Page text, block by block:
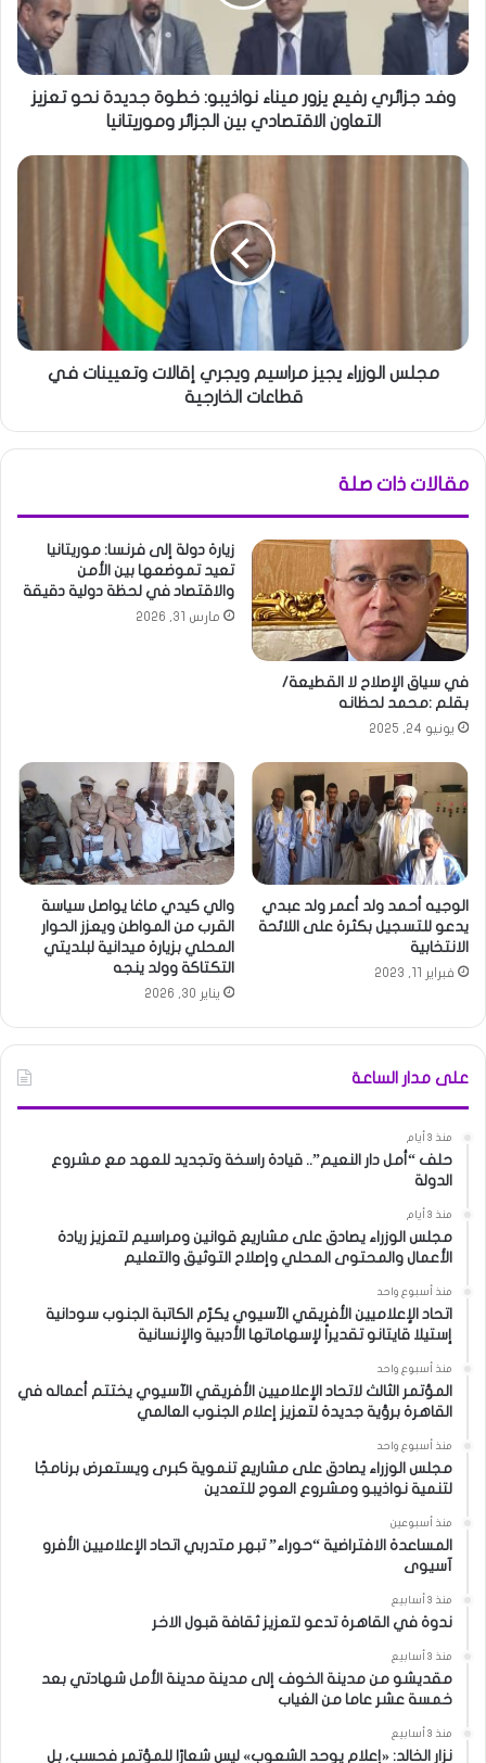
وفد جزائري رفيع يزور ميناء نواذيبو: خطوة جديدة نحو تعزيز
التعاون الاقتصادي بين الجزائر وموريتانيا
مجلس الوزراء يجيز مراسيم ويجري إقالات وتعيينات في
قطاعات الخارجية
مقالات ذات صلة
في سياق الإصلاح لا القطيعة/
بقلم :محمد لحظانه
يونيو 24, 2025
زيارة دولة إلى فرنسا: موريتانيا
تعيد تموضعها بين الأمن
والاقتصاد في لحظة دولية دقيقة
مارس 31, 2026
الوجيه أحمد ولد أعمر ولد عبدي
يدعو للتسجيل بكثرة على اللائحة
الانتخابية
فبراير 11, 2023
والي كيدي ماغا يواصل سياسة
القرب من المواطن ويعزز الحوار
المحلي بزيارة ميدانية لبلديتي
التكتاكة وولد ينجه
يناير 30, 2026
على مدار الساعة
منذ 3 أيام
حلف “أمل دار النعيم”.. قيادة راسخة وتجديد للعهد مع مشروع
الدولة
منذ 3 أيام
مجلس الوزراء يصادق على مشاريع قوانين ومراسيم لتعزيز ريادة
الأعمال والمحتوى المحلي وإصلاح التوثيق والتعليم
منذ أسبوع واحد
اتحاد الإعلاميين الأفريقي الآسيوي يكرّم الكاتبة الجنوب سودانية
إستيلا قايتانو تقديراً لإسهاماتها الأدبية والإنسانية
منذ أسبوع واحد
المؤتمر الثالث لاتحاد الإعلاميين الأفريقي الآسيوي يختتم أعماله في
القاهرة برؤية جديدة لتعزيز إعلام الجنوب العالمي
منذ أسبوع واحد
مجلس الوزراء يصادق على مشاريع تنموية كبرى ويستعرض برنامجًا
لتنمية نواذيبو ومشروع العوج للتعدين
منذ أسبوعين
المساعدة الافتراضية “حوراء” تبهر متدربي اتحاد الإعلاميين الأفرو
آسيوى
منذ 3 أسابيع
ندوة في القاهرة تدعو لتعزيز ثقافة قبول الاخر
منذ 3 أسابيع
مقديشو من مدينة الخوف إلى مدينة مدينة الأمل شهادتي بعد
خمسة عشر عاما من الغياب
منذ 3 أسابيع
نزار الخالد: «إعلام يوحد الشعوب» ليس شعارًا للمؤتمر فحسب، بل